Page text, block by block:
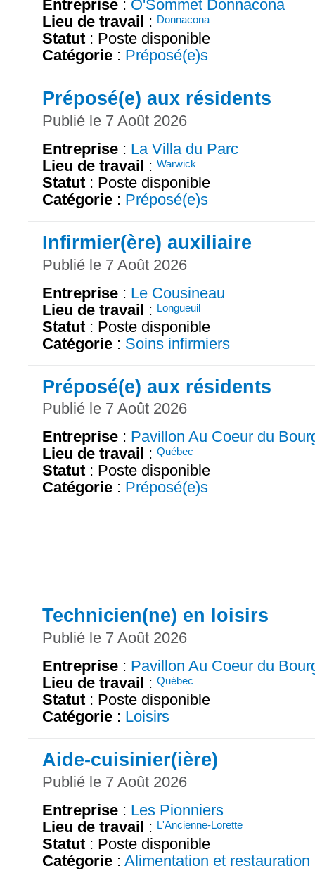
Entreprise : O'Sommet Donnacona
Lieu de travail : Donnacona
Statut : Poste disponible
Catégorie : Préposé(e)s
Préposé(e) aux résidents
Publié le 7 Août 2026
Entreprise : La Villa du Parc
Lieu de travail : Warwick
Statut : Poste disponible
Catégorie : Préposé(e)s
Infirmier(ère) auxiliaire
Publié le 7 Août 2026
Entreprise : Le Cousineau
Lieu de travail : Longueuil
Statut : Poste disponible
Catégorie : Soins infirmiers
Préposé(e) aux résidents
Publié le 7 Août 2026
Entreprise : Pavillon Au Coeur du
Lieu de travail : Québec
Statut : Poste disponible
Catégorie : Préposé(e)s
Technicien(ne) en loisirs
Publié le 7 Août 2026
Entreprise : Pavillon Au Coeur du
Lieu de travail : Québec
Statut : Poste disponible
Catégorie : Loisirs
Aide-cuisinier(ière)
Publié le 7 Août 2026
Entreprise : Les Pionniers
Lieu de travail : L'Ancienne-Lorette
Statut : Poste disponible
Catégorie : Alimentation et restauration